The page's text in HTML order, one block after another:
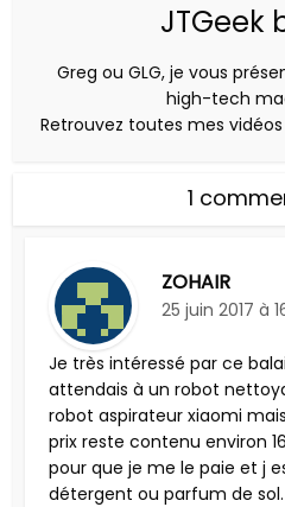
JTGeek
Greg ou GLG, je vous
high-tech
Retrouvez toutes mes
1
ZOHAIR
25 juin 2017 à
Je très intéressé par ce
attendais à un robot
robot aspirateur xiaomi
prix reste contenu environ
pour que je me le paie et j
détergent ou parfum de sol.